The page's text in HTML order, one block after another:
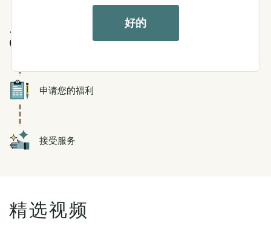
Icon
Icon 申请您的福利
Icon 接受服务
精选视频
好的